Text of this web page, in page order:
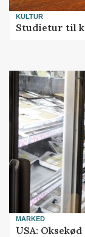
KULTUR
Studietur til
MARKED
USA: